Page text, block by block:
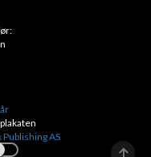
Publishing AS